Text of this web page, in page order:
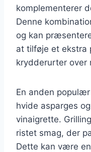
komplementerer
Denne
og kan
at tilføje et ekstra
krydderurter over
En anden
hvide asparges
vinaigrette.
ristet smag, der
Dette kan være